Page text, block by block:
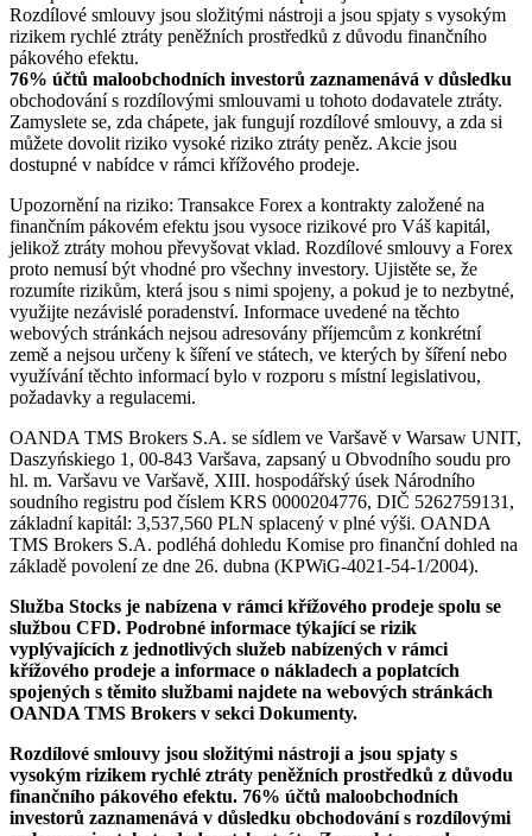
Rozdílové smlouvy jsou složitými nástroji a jsou spjaty s vysokým
rizikem rychlé ztráty peněžních prostředků z důvodu finančního
pákového efektu.
76% účtů maloobchodních investorů zaznamenává v důsledku
obchodování s rozdílovými smlouvami u tohoto dodavatele ztráty.
Zamyslete se, zda chápete, jak fungují rozdílové smlouvy, a zda si
můžete dovolit riziko vysoké riziko ztráty peněz. Akcie jsou
dostupné v nabídce v rámci křížového prodeje.
Upozornění na riziko: Transakce Forex a kontrakty založené na
finančním pákovém efektu jsou vysoce rizikové pro Váš kapitál,
jelikož ztráty mohou převyšovat vklad. Rozdílové smlouvy a Forex
proto nemusí být vhodné pro všechny investory. Ujistěte se, že
rozumíte rizikům, která jsou s nimi spojeny, a pokud je to nezbytné,
využijte nezávislé poradenství. Informace uvedené na těchto
webových stránkách nejsou adresovány příjemcům z konkrétní
země a nejsou určeny k šíření ve státech, ve kterých by šíření nebo
využívání těchto informací bylo v rozporu s místní legislativou,
požadavky a regulacemi.
OANDA TMS Brokers S.A. se sídlem ve Varšavě v Warsaw UNIT,
Daszyńskiego 1, 00-843 Varšava, zapsaný u Obvodního soudu pro
hl. m. Varšavu ve Varšavě, XIII. hospodářský úsek Národního
soudního registru pod číslem KRS 0000204776, DIČ 5262759131,
základní kapitál: 3,537,560 PLN splacený v plné výši. OANDA
TMS Brokers S.A. podléhá dohledu Komise pro finanční dohled na
základě povolení ze dne 26. dubna (KPWiG-4021-54-1/2004).
Služba Stocks je nabízena v rámci křížového prodeje spolu se
službou CFD. Podrobné informace týkající se rizik
vyplývajících z jednotlivých služeb nabízených v rámci
křížového prodeje a informace o nákladech a poplatcích
spojených s těmito službami najdete na webových stránkách
OANDA TMS Brokers v sekci Dokumenty.
Rozdílové smlouvy jsou složitými nástroji a jsou spjaty s
vysokým rizikem rychlé ztráty peněžních prostředků z důvodu
finančního pákového efektu. 76% účtů maloobchodních
investorů zaznamenává v důsledku obchodování s rozdílovými